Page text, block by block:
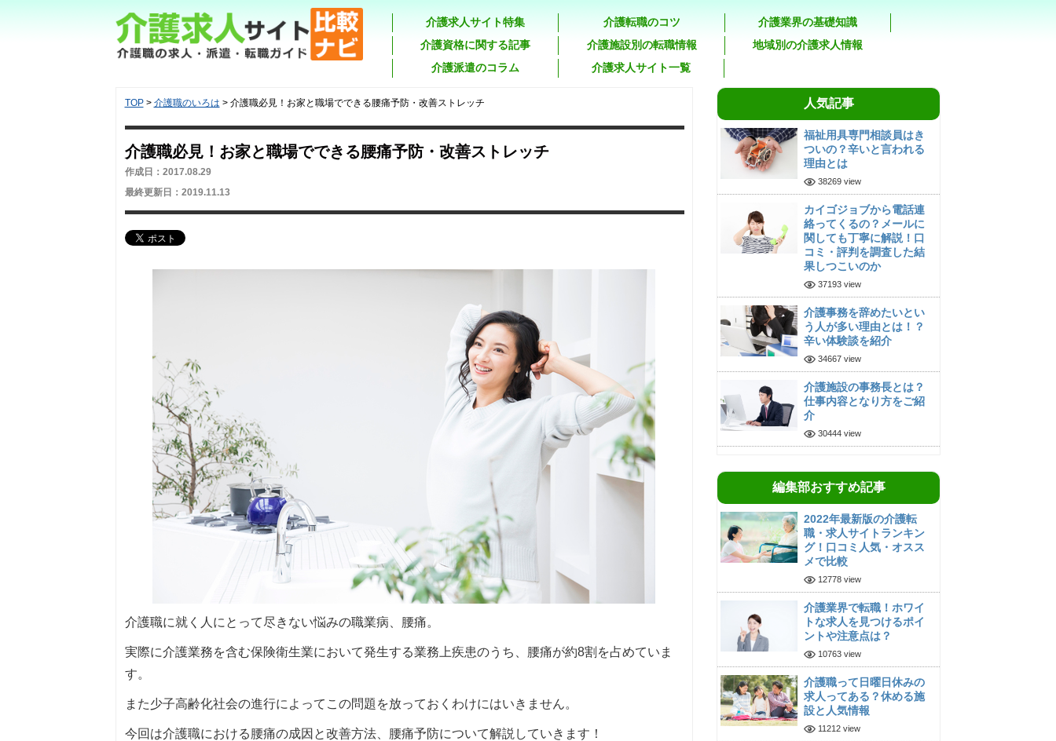
介護求人サイト特集 介護転職のコツ
介護業界の基礎知識
介護資格に関する記事
介護施設別の転職情報
地域別の介護求人情報
介護派遣のコラム
介護求人サイト一覧
TOP> 介護職のいろは > 介護職必見！お家と職場でできる腰痛予防・改善ストレッチ
介護職必見！お家と職場でできる腰痛予防・改善ストレッチ
作成日：2017.08.29
最終更新日：2019.11.13
介護職に就く人にとって尽きない悩みの職業病、腰痛。
実際に介護業務を含む保険衛生業において発生する業務上疾患のうち、腰痛が約8割を占めていま
す。
また少子高齢化社会の進行によってこの問題を放っておくわけにはいきません。
今回は介護職における腰痛の成因と改善方法、腰痛予防について解説していきます！
人気記事
福祉用具専門相談員はき
ついの？辛いと言われる
理由とは
38269 view
カイゴジョブから電話連
絡ってくるの？メールに
関しても丁寧に解説！口
コミ・評判を調査した結
果しつこいのか
37193 view
介護事務を辞めたいとい
う人が多い理由とは！？
辛い体験談を紹介
34667 view
介護施設の事務長とは？
仕事内容となり方をご紹
介
30444 view
編集部おすすめ記事
2022年最新版の介護転
職・求人サイトランキン
グ！口コミ人気・オスス
メで比較
12778 view
介護業界で転職！ホワイ
トな求人を見つけるポイ
ントや注意点は？
10763 view
介護職って日曜日休みの
求人ってある？休める施
設と人気情報
11212 view